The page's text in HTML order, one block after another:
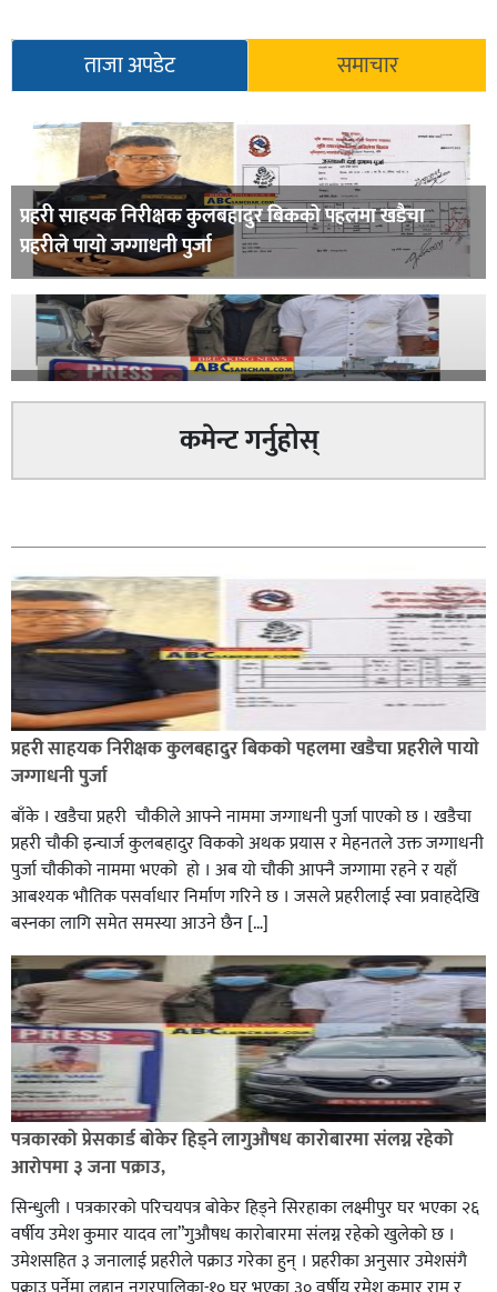
ताजा अपडेट समाचार
प्रहरी साहयक निरीक्षक कुलबहादुर बिककाे पहलमा खडैचा
प्रहरीले पायाे जग्गाधनी पुर्जा
पत्रकारको प्रेसकार्ड बोकेर हिड्ने लागुऔषध कारोबारमा संलग्न
रहेको आरोपमा ३ जना पक्राउ,
भिक्षा मागेर कारमा घुम्ने बाबाहरूलाई दाङ प्रहरीले पक्राउ,भारत
फर्कने सर्तमा रिहा,
रौतहटमा १२ हजार लिटर पेट्रोल बोकेको ट्यांकर दुर्घटनापछि
आगलागी सडक अबरुद्ध,
घोराहीको समृद्धिका लागि वडा–वडामा विशेष अभियान सञ्चालन
हुने,
कमेन्ट गर्नुहोस्
प्रहरी साहयक निरीक्षक कुलबहादुर बिककाे पहलमा खडैचा प्रहरीले पायाे
जग्गाधनी पुर्जा
बाँके । खडैचा प्रहरी चाैकीले आफ्ने नाममा जग्गाधनी पुर्जा पाएकाे छ । खडैचा
प्रहरी चाैकी इन्चार्ज कुलबहादुर विककाे अथक प्रयास र मेहनतले उक्त जग्गाधनी
पुर्जा चाैकीकाे नाममा भएको हाे । अब याे चाैकी आफ्नै जग्गामा रहने र यहाँ
आबश्यक भाैतिक पसर्वाधार निर्माण गरिने छ । जसले प्रहरीलाई स्वा प्रवाहदेखि
बस्नका लागि समेत समस्या आउने छैन […]
पत्रकारको प्रेसकार्ड बोकेर हिड्ने लागुऔषध कारोबारमा संलग्न रहेको
आरोपमा ३ जना पक्राउ,
सिन्धुली । पत्रकारको परिचयपत्र बोकेर हिड्ने सिरहाका लक्ष्मीपुर घर भएका २६
वर्षीय उमेश कुमार यादव ला”गुऔषध कारोबारमा संलग्न रहेको खुलेको छ ।
उमेशसहित ३ जनालाई प्रहरीले पक्राउ गरेका हुन् । प्रहरीका अनुसार उमेशसंगै